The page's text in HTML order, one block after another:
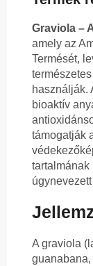
Graviola –
amely az
Termését,
használják.
bioaktív
támogatják
tartalmának
úgynevezett
A graviola